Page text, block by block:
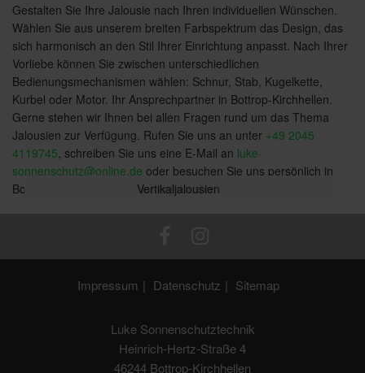
Außenjalousien / Raffstoren
Innenjalousien
Vertikaljalousien
Gestalten Sie Ihre Jalousie nach Ihren individuellen Wünschen.
Wählen Sie aus unserem breiten Farbspektrum das Design, das
sich harmonisch an den Stil Ihrer Einrichtung anpasst. Nach Ihrer
Vorliebe können Sie zwischen unterschiedlichen
Bedienungsmechanismen wählen: Schnur, Stab, Kugelkette,
Kurbel oder Motor. Ihr Ansprechpartner in Bottrop-Kirchhellen.
Gerne stehen wir Ihnen bei allen Fragen rund um das Thema
Jalousien zur Verfügung. Rufen Sie uns an unter +49 2045
4119745 , schreiben Sie uns eine E-Mail an luke-
sonnenschutz@online.de oder besuchen Sie uns persönlich in
Bottrop-Kirchhellen.
Impressum Datenschutz Sitemap
Luke Sonnenschutztechnik
Heinrich-Hertz-Straße 4
46244 Bottrop-Kirchhellen